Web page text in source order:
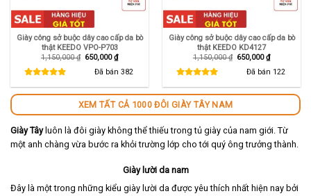
Giày công sở buộc dây cao cấp da bò
thật KEEDO VPO-P703
1,150,000₫ Giá
650,000₫Giá
hiện
tại
Đã bán 382
Giày công sở buộc dây cao cấp da bò
thật KEEDO KD4127
1,150,000₫ Giá
650,000₫Giá
hiện
tại
Đã bán 122
XEM TẤT CẢ 1000 ĐÔI GIÀY TÂY NAM
Giày Tâyluôn là đôi giày không thể thiếu trong tủ giày của nam giới. Từ
một anh chàng vừa bước ra khỏi trường lớp cho tới quý ông trưởng thành.
Giày lười da nam
Đây là một trong những kiểu giày lười da được yêu thích nhất hiện nay bởi